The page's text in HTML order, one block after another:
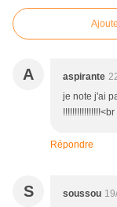
A aspirante
je note j'ai
Répondre
S soussou